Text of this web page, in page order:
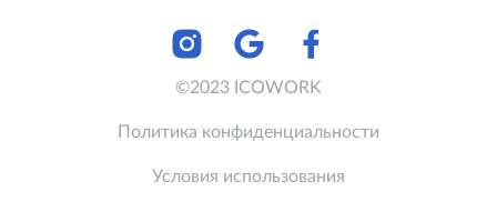
©2023 ICOWORK
Политика конфиденциальности
Условия использования